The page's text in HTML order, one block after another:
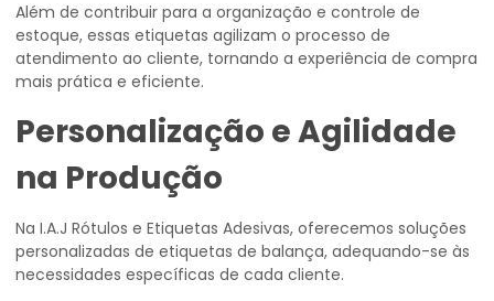
Além de contribuir para a organização e controle de
estoque, essas etiquetas agilizam o processo de
atendimento ao cliente, tornando a experiência de compra
mais prática e eficiente.
Personalização e Agilidade
na Produção
Na I.A.J Rótulos e Etiquetas Adesivas, oferecemos soluções
personalizadas de etiquetas de balança, adequando-se às
necessidades específicas de cada cliente.